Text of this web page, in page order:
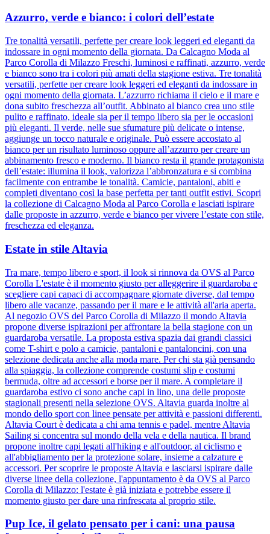
Azzurro, verde e bianco: i colori dell’estate
Tre tonalità versatili, perfette per creare look leggeri ed eleganti da
indossare in ogni momento della giornata. Da Calcagno Moda al
Parco Corolla di Milazzo Freschi, luminosi e raffinati, azzurro, verde
e bianco sono tra i colori più amati della stagione estiva. Tre tonalità
versatili, perfette per creare look leggeri ed eleganti da indossare in
ogni momento della giornata. L’azzurro richiama il cielo e il mare e
dona subito freschezza all’outfit. Abbinato al bianco crea uno stile
pulito e raffinato, ideale sia per il tempo libero sia per le occasioni
più eleganti. Il verde, nelle sue sfumature più delicate o intense,
aggiunge un tocco naturale e originale. Può essere accostato al
bianco per un risultato luminoso oppure all’azzurro per creare un
abbinamento fresco e moderno. Il bianco resta il grande protagonista
dell’estate: illumina il look, valorizza l’abbronzatura e si combina
facilmente con entrambe le tonalità. Camicie, pantaloni, abiti e
completi diventano così la base perfetta per tanti outfit estivi. Scopri
la collezione di Calcagno Moda al Parco Corolla e lasciati ispirare
dalle proposte in azzurro, verde e bianco per vivere l’estate con stile,
freschezza ed eleganza.
Estate in stile Altavia
Tra mare, tempo libero e sport, il look si rinnova da OVS al Parco
Corolla L'estate è il momento giusto per alleggerire il guardaroba e
scegliere capi capaci di accompagnare giornate diverse, dal tempo
libero alle vacanze, passando per il mare e le attività all'aria aperta.
Al negozio OVS del Parco Corolla di Milazzo il mondo Altavia
propone diverse ispirazioni per affrontare la bella stagione con un
guardaroba versatile. La proposta estiva spazia dai grandi classici
come T-shirt e polo a camicie, pantaloni e pantaloncini, con una
selezione dedicata anche alla moda mare. Per chi sta già pensando
alla spiaggia, la collezione comprende costumi slip e costumi
bermuda, oltre ad accessori e borse per il mare. A completare il
guardaroba estivo ci sono anche capi in lino, una delle proposte
stagionali presenti nella selezione OVS. Altavia guarda inoltre al
mondo dello sport con linee pensate per attività e passioni differenti.
Altavia Court è dedicata a chi ama tennis e padel, mentre Altavia
Sailing si concentra sul mondo della vela e della nautica. Il brand
propone inoltre capi legati all'hiking e all'outdoor, al ciclismo e
all'abbigliamento per la protezione solare, insieme a calzature e
accessori. Per scoprire le proposte Altavia e lasciarsi ispirare dalle
diverse linee della collezione, l'appuntamento è da OVS al Parco
Corolla di Milazzo: l'estate è già iniziata e potrebbe essere il
momento giusto per dare una rinfrescata al proprio stile.
Pup Ice, il gelato pensato per i cani: una pausa